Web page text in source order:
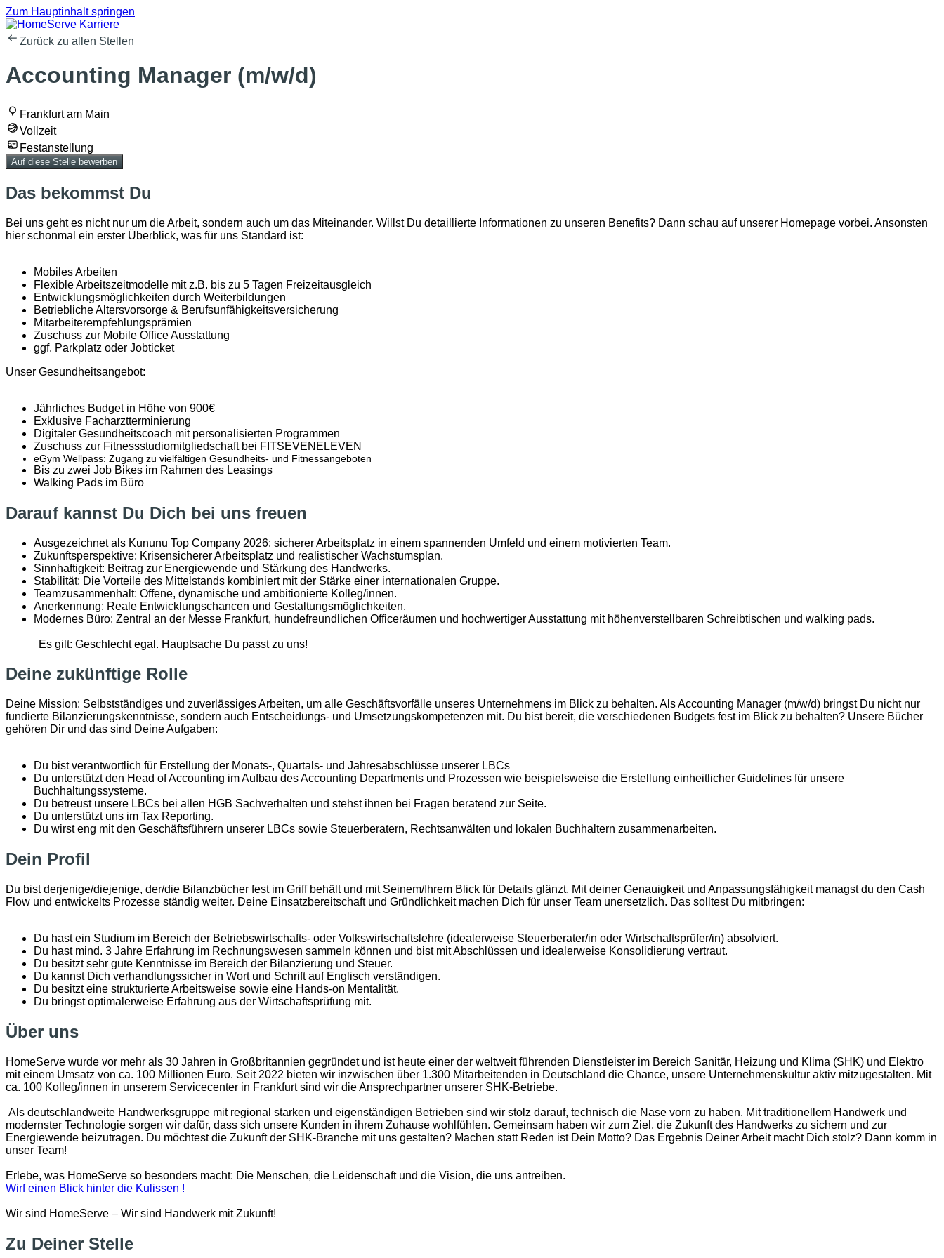
Zum Hauptinhalt springen
Zurück zu allen Stellen
Accounting Manager (m/w/d)
Frankfurt am Main
Vollzeit
Festanstellung
Auf diese Stelle bewerben
Das bekommst Du
Bei uns geht es nicht nur um die Arbeit, sondern auch um das Miteinander. Willst Du detaillierte Informationen zu unseren Benefits? Dann schau auf unserer Homepage vorbei. Ansonsten
hier schonmal ein erster Überblick, was für uns Standard ist:
Mobiles Arbeiten
Flexible Arbeitszeitmodelle mitz.B. bis zu 5 Tagen Freizeitausgleich
Entwicklungsmöglichkeiten durch Weiterbildungen
Betriebliche Altersvorsorge & Berufsunfähigkeitsversicherung
Mitarbeiterempfehlungsprämien
Zuschuss zur Mobile Office Ausstattung
ggf. Parkplatz oder Jobticket
Unser Gesundheitsangebot:
Jährliches Budget in Höhe von 900€
Exklusive Facharztterminierung
Digitaler Gesundheitscoach mit personalisierten Programmen
Zuschuss zur Fitnessstudiomitgliedschaft bei FITSEVENELEVEN
eGym Wellpass: Zugang zu vielfältigen Gesundheits- und Fitnessangeboten
Bis zu zwei Job Bikes im Rahmen des Leasings
Walking Pads im Büro
Darauf kannst Du Dich bei uns freuen
Ausgezeichnet als Kununu Top Company 2026: sicherer Arbeitsplatz in einem spannenden Umfeld und einem motivierten Team.
Zukunftsperspektive: Krisensicherer Arbeitsplatz und realistischer Wachstumsplan.
Sinnhaftigkeit: Beitrag zur Energiewende und Stärkung des Handwerks.
Stabilität: Die Vorteile des Mittelstands kombiniert mit der Stärke einer internationalen Gruppe.
Teamzusammenhalt: Offene, dynamische und ambitionierte Kolleg/innen.
Anerkennung: Reale Entwicklungschancen und Gestaltungsmöglichkeiten.
Modernes Büro: Zentral an der Messe Frankfurt, hundefreundlichen Officeräumen und hochwertiger Ausstattung mit höhenverstellbaren Schreibtischen und walking pads.
Es gilt: Geschlecht egal. Hauptsache Du passt zu uns!
Deine zukünftige Rolle
Deine Mission: Selbstständiges und zuverlässiges Arbeiten, um alle Geschäftsvorfälle unseres Unternehmens im Blick zu behalten. Als Accounting Manager (m/w/d) bringst Du nicht nur
fundierte Bilanzierungskenntnisse, sondern auch Entscheidungs- und Umsetzungskompetenzen mit. Du bist bereit, die verschiedenen Budgets fest im Blick zu behalten? Unsere Bücher
gehören Dir und das sind Deine Aufgaben:
Du bist verantwortlich für Erstellung der Monats-, Quartals- und Jahresabschlüsse unserer LBCs
Du unterstützt den Head of Accounting im Aufbau des Accounting Departments und Prozessen wie beispielsweise die Erstellung einheitlicher Guidelines für unsere
Buchhaltungssysteme.
Du betreust unsere LBCs bei allen HGB Sachverhalten und stehst ihnen bei Fragen beratend zur Seite.
Du unterstützt uns im Tax Reporting.
Du wirst eng mit den Geschäftsführern unserer LBCs sowie Steuerberatern, Rechtsanwälten und lokalen Buchhaltern zusammenarbeiten.
Dein Profil
Du bist derjenige/diejenige, der/die Bilanzbücher fest im Griff behält und mit Seinem/Ihrem Blick für Details glänzt. Mit deiner Genauigkeit und Anpassungsfähigkeit managst du den Cash
Flow und entwickelts Prozesse ständig weiter. Deine Einsatzbereitschaft und Gründlichkeit machen Dich für unser Team unersetzlich. Das solltest Du mitbringen:
Du hast ein Studium im Bereich der Betriebswirtschafts- oder Volkswirtschaftslehre (idealerweise Steuerberater/in oder Wirtschaftsprüfer/in) absolviert.
Du hast mind. 3 Jahre Erfahrung im Rechnungswesen sammeln können und bist mit Abschlüssen und idealerweise Konsolidierung vertraut.
Du besitzt sehr gute Kenntnisse im Bereich der Bilanzierung und Steuer.
Du kannst Dich verhandlungssicher in Wort und Schrift auf Englisch verständigen.
Du besitzt eine strukturierte Arbeitsweise sowie eine Hands-on Mentalität.
Du bringst optimalerweise Erfahrung aus der Wirtschaftsprüfung mit.
Über uns
HomeServe wurde vor mehr als 30 Jahren in Großbritannien gegründet und ist heute einer der weltweit führenden Dienstleister im Bereich Sanitär, Heizung und Klima (SHK) und Elektro
mit einem Umsatz von ca. 100 Millionen Euro. Seit 2022 bieten wir inzwischen über 1.300 Mitarbeitenden in Deutschland die Chance, unsere Unternehmenskultur aktiv mitzugestalten. Mit
ca. 100 Kolleg/innen in unserem Servicecenter in Frankfurt sind wir die Ansprechpartner unserer SHK-Betriebe.
Als deutschlandweite Handwerksgruppe mit regional starken und eigenständigen Betrieben sind wir stolz darauf, technisch die Nase vorn zu haben. Mit traditionellem Handwerk und
modernster Technologie sorgen wir dafür, dass sich unsere Kunden in ihrem Zuhause wohlfühlen. Gemeinsam haben wir zum Ziel, die Zukunft des Handwerks zu sichern und zur
Energiewende beizutragen. Du möchtest die Zukunft der SHK-Branche mit uns gestalten? Machen statt Reden ist Dein Motto? Das Ergebnis Deiner Arbeit macht Dich stolz? Dann komm in
unser Team!
Erlebe, was HomeServe so besonders macht: Die Menschen, die Leidenschaft und die Vision, die uns antreiben.
Wirf einen Blick hinter die Kulissen !
Wir sind HomeServe – Wir sind Handwerk mit Zukunft!
Zu Deiner Stelle